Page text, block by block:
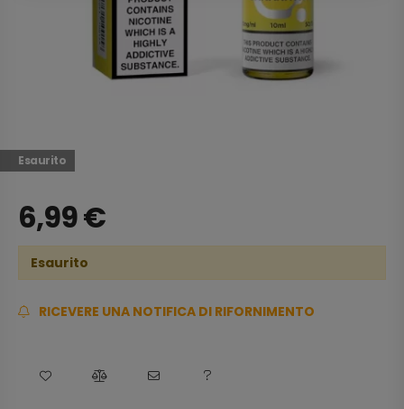
Esaurito
6,99€
Esaurito
RICEVERE UNA NOTIFICA DI RIFORNIMENTO